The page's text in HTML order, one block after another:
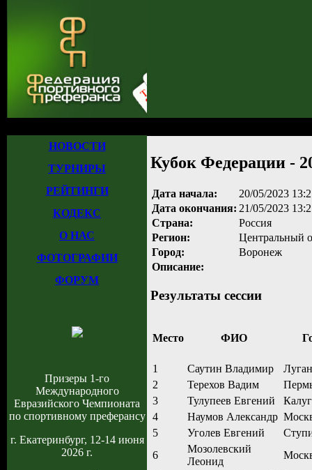
НОВОСТИ
ТУРНИРЫ
РЕЙТИНГИ
КОДЕКС
О НАС
ФОТОГРАФИИ
ФОРУМ
Призеры 1-го
Международного
Евразийского Чемпионата
по спортивному преферансу
г. Екатеринбург, 12-14 июня
2026 г.
Кубок Федерации -
Дата начала:
20/05/2023
Дата окончания: 21/05/2023
Страна:
Россия
Регион:
Центральный
Город:
Воронеж
Описание:
Результаты сессии
Место ФИО
1 Саутин Владимир
2
Терехов Вадим
3
Тулупеев Евгений
4
Наумов Александр
5
Уголев Евгений
6
Мозолевский
Леонид